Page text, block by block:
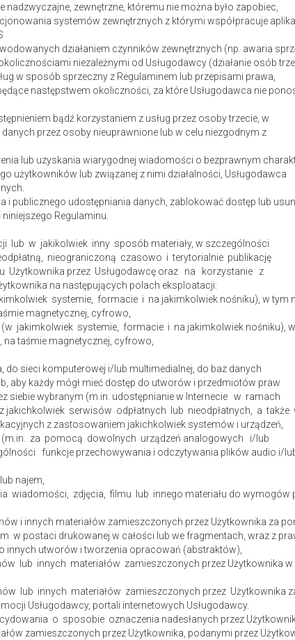
nadzwyczajne, zewnętrzne, któremu nie można było zapobiec,
systemów zewnętrznych z którymi współpracuje
działaniem czynników zewnętrznych (np. awaria
niezależnymi od Usługodawcy (działanie osób
w sposób sprzeczny z Regulaminem lub przepisami prawa,
następstwem okoliczności, za które Usługodawca nie
bądź korzystaniem z usług przez osoby trzecie, w
przez osoby nieuprawnione lub w celu niezgodnym z
lub uzyskania wiarygodnej wiadomości o bezprawnym
użytkowników lub związanej z nimi działalności, Usługodawca
i publicznego udostępniania danych, zablokować dostęp lub
Regulaminu.
lub w jakikolwiek inny sposób materiały, w szczególności
nieograniczoną czasowo i terytorialnie publikację
Użytkownika przez Usługodawcę oraz na korzystanie z
na następujących polach eksploatacji:
systemie, formacie i na jakimkolwiek nośniku), w tym
magnetycznej, cyfrowo,
(w jakimkolwiek systemie, formacie i na jakimkolwiek nośniku),
taśmie magnetycznej, cyfrowo,
sieci komputerowej i/lub multimedialnej, do baz danych
aby każdy mógł mieć dostęp do utworów i przedmiotów praw
siebie wybranym (m.in. udostępnianie w Internecie w ramach
serwisów odpłatnych lub nieodpłatnych, a także
z zastosowaniem jakichkolwiek systemów i urządzeń,
(m.in. za pomocą dowolnych urządzeń analogowych i/lub
funkcje przechowywania i odczytywania plików audio i/
najem,
wiadomości, zdjęcia, filmu lub innego materiału do wymogów
i innych materiałów zamieszczonych przez Użytkownika za
postaci drukowanej w całości lub we fragmentach, wraz z
innych utworów i tworzenia opracowań (abstraktów),
lub innych materiałów zamieszczonych przez Użytkownika w
lub innych materiałów zamieszczonych przez Użytkownika
Usługodawcy, portali internetowych Usługodawcy.
o sposobie oznaczenia nadesłanych przez
zamieszczonych przez Użytkownika, podanymi przez